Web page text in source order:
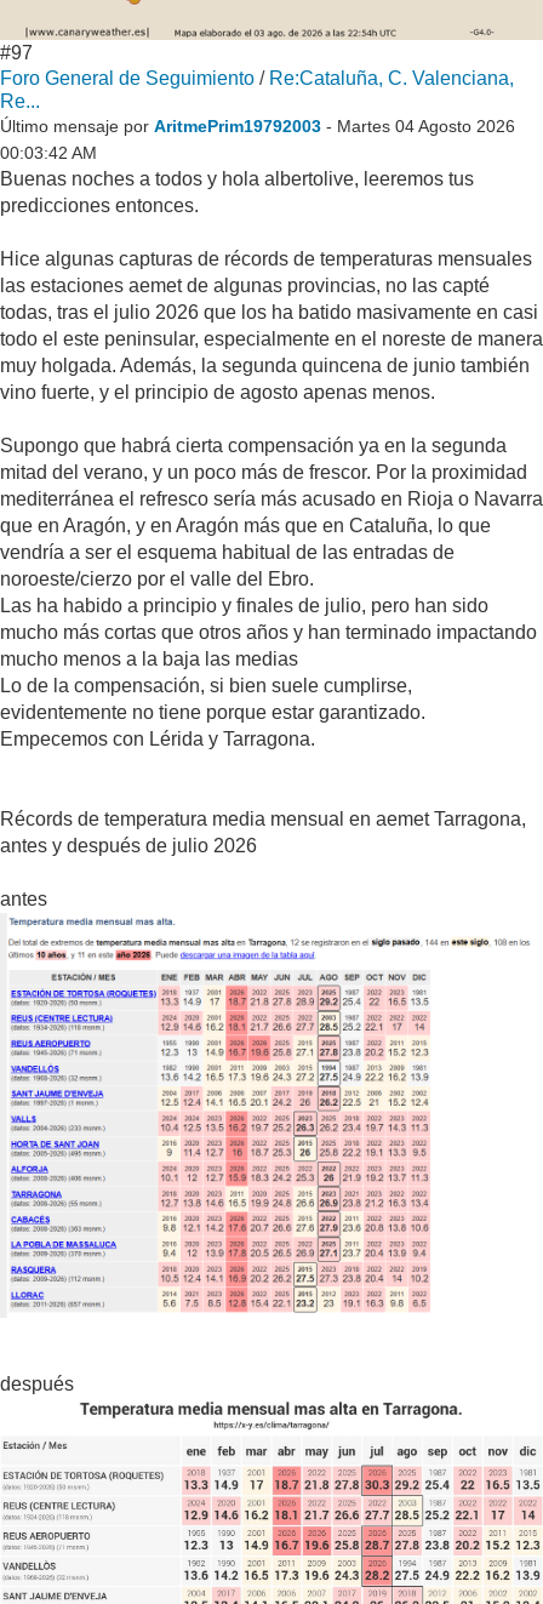
#97
Foro General de Seguimiento / Re:Cataluña, C. Valenciana,
Re...
Último mensaje por AritmePrim19792003 - Martes 04 Agosto 2026
00:03:42 AM
Buenas noches a todos y hola albertolive, leeremos tus
predicciones entonces.
Hice algunas capturas de récords de temperaturas mensuales
las estaciones aemet de algunas provincias, no las capté
todas, tras el julio 2026 que los ha batido masivamente en casi
todo el este peninsular, especialmente en el noreste de manera
muy holgada. Además, la segunda quincena de junio también
vino fuerte, y el principio de agosto apenas menos.
Supongo que habrá cierta compensación ya en la segunda
mitad del verano, y un poco más de frescor. Por la proximidad
mediterránea el refresco sería más acusado en Rioja o Navarra
que en Aragón, y en Aragón más que en Cataluña, lo que
vendría a ser el esquema habitual de las entradas de
noroeste/cierzo por el valle del Ebro.
Las ha habido a principio y finales de julio, pero han sido
mucho más cortas que otros años y han terminado impactando
mucho menos a la baja las medias
Lo de la compensación, si bien suele cumplirse,
evidentemente no tiene porque estar garantizado.
Empecemos con Lérida y Tarragona.
Récords de temperatura media mensual en aemet Tarragona,
antes y después de julio 2026
antes
después